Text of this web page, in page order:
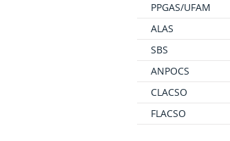
PPGAS/UFAM
ALAS
SBS
ANPOCS
CLACSO
FLACSO